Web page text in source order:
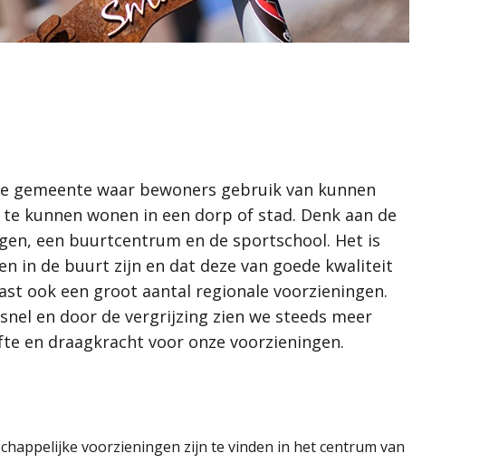
waar bewoners
om fijn te
de huisarts,
sportschool. Het is
zijn en dat
kent daarnaast
digitalisering
we steeds meer
voor onze
gemeente waar bewoners gebruik van kunnen
kunnen wonen in een dorp of stad. Denk aan de
een buurtcentrum en de sportschool. Het is
in de buurt zijn en dat deze van goede kwaliteit
ook een groot aantal regionale voorzieningen.
en door de vergrijzing zien we steeds meer
en draagkracht voor onze voorzieningen.
voorzieningen zijn te vinden in het centrum van